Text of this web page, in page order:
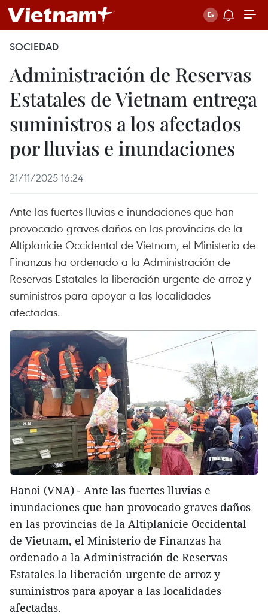
SOCIEDAD
Administración de Reservas
Estatales de Vietnam entrega
suministros a los afectados
por lluvias e inundaciones
21/11/2025 16:24
Ante las fuertes lluvias e inundaciones que han
provocado graves daños en las provincias de la
Altiplanicie Occidental de Vietnam, el Ministerio de
Finanzas ha ordenado a la Administración de
Reservas Estatales la liberación urgente de arroz y
suministros para apoyar a las localidades
afectadas.
Hanoi (VNA) - Ante las fuertes lluvias e
inundaciones que han provocado graves daños
en las provincias de la Altiplanicie Occidental
de Vietnam, el Ministerio de Finanzas ha
ordenado a la Administración de Reservas
Estatales la liberación urgente de arroz y
suministros para apoyar a las localidades
afectadas.